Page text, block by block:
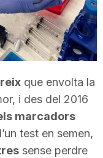
que envolta la
i des del 2016
marcadors
test en semen,
sense perdre